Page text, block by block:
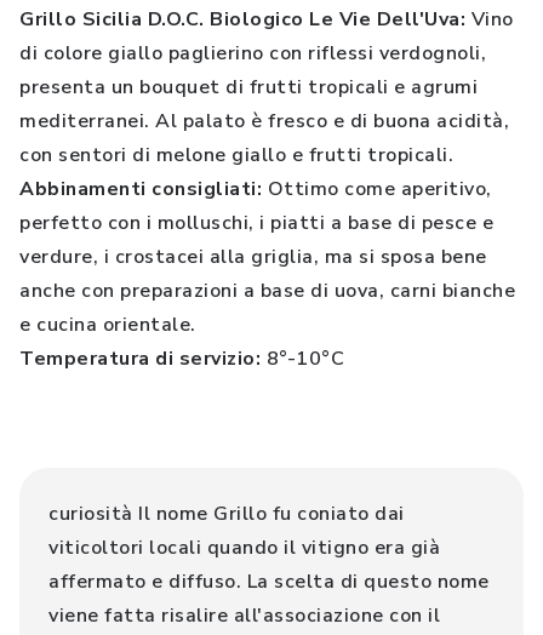
Grillo Sicilia D.O.C. Biologico Le Vie Dell'Uva: Vino
di colore giallo paglierino con riflessi verdognoli,
presenta un bouquet di frutti tropicali e agrumi
mediterranei. Al palato è fresco e di buona acidità,
con sentori di melone giallo e frutti tropicali.
Abbinamenti consigliati: Ottimo come aperitivo,
perfetto con i molluschi, i piatti a base di pesce e
verdure, i crostacei alla griglia, ma si sposa bene
anche con preparazioni a base di uova, carni bianche
e cucina orientale.
Temperatura di servizio: 8°-10°C
curiosità Il nome Grillo fu coniato dai
viticoltori locali quando il vitigno era già
affermato e diffuso. La scelta di questo nome
viene fatta risalire all'associazione con il